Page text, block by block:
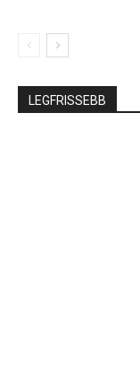
LEGFRISSEBB